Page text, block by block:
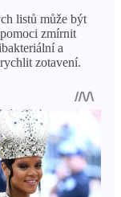
listů může být
zmírnit
a
zotavení.